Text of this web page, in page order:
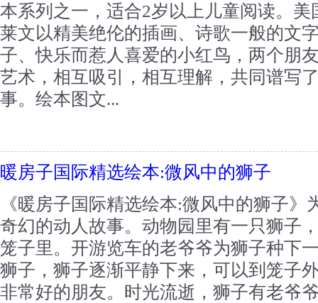
本系列之一，适合2岁以上儿童阅读。美
莱文以精美绝伦的插画、诗歌一般的文
子、快乐而惹人喜爱的小红鸟，两个
艺术，相互吸引，相互理解，共同谱写
事。绘本图文...
暖房子国际精选绘本:微风中的狮子
《暖房子国际精选绘本:微风中的狮子
奇幻的动人故事。动物园里有一只狮子
笼子里。开游览车的老爷爷为狮子种下
狮子，狮子逐渐平静下来，可以到笼子
非常好的朋友。时光流逝，狮子有老爷